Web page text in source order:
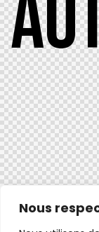
Nous
AU